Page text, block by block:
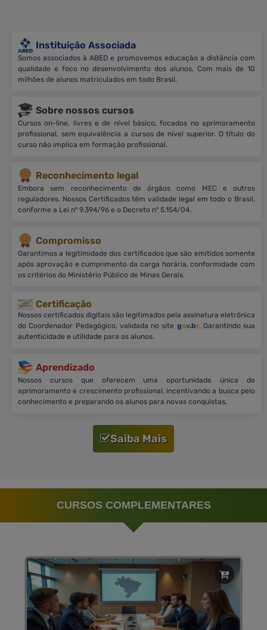
Instituição Associada
Somos associados à ABED e promovemos educação a distância com
qualidade e foco no desenvolvimento dos alunos. Com mais de 10
milhões de alunos matriculados em todo Brasil.
Sobre nossos cursos
Cursos on-line, livres e de nível básico, focados no aprimoramento
profissional, sem equivalência a cursos de nível superior. O título do
curso não implica em formação profissional.
Reconhecimento legal
Embora sem reconhecimento de órgãos como MEC e outros
reguladores. Nossos Certificados têm validade legal em todo o Brasil,
conforme a Lei nº 9.394/96 e o Decreto nº 5.154/04.
Compromisso
Garantimos a legitimidade dos certificados que são emitidos somente
após aprovação e cumprimento da carga horária, conformidade com
os critérios do Ministério Público de Minas Gerais.
Certificação
Nossos certificados digitais são legitimados pela assinatura eletrônica
do Coordenador Pedagógico, validada no site gov.br. Garantindo sua
autenticidade e utilidade para os alunos.
Aprendizado
Nossos cursos que oferecem uma oportunidade única de
aprimoramento e crescimento profissional, incentivando a busca pelo
conhecimento e preparando os alunos para novas conquistas.
Saiba Mais
CURSOS COMPLEMENTARES